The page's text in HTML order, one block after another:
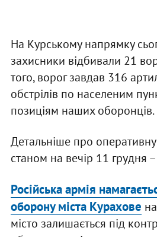
На Курському напрямку
захисники відбивали 21
того, ворог завдав 316
обстрілів по населеним
позиціям наших оборонців.
Детальніше про
станом на вечір 11 грудня
Російська армія
оборону міста Курахове
місто залишається під